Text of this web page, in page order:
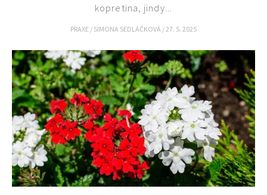
kopretina, jindy...
PRAXE / SIMONA SEDLÁČKOVÁ / 27. 5. 2025